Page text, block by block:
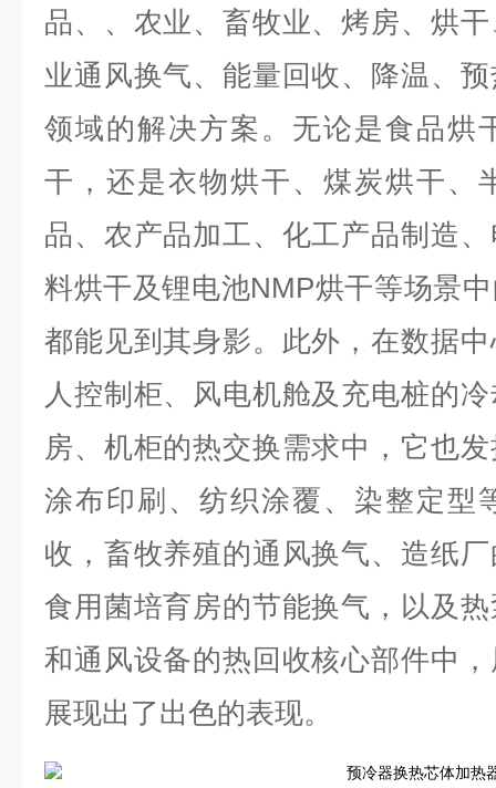
品、、农业、畜牧业、烤房、烘
业通风换气、能量回收、降温、
领域的解决方案。无论是食品烘
干，还是衣物烘干、煤炭烘干、
品、农产品加工、化工产品制造
料烘干及锂电池NMP烘干等场景
都能见到其身影。此外，在数据
人控制柜、风电机舱及充电桩的
房、机柜的热交换需求中，它也
涂布印刷、纺织涂覆、染整定型
收，畜牧养殖的通风换气、造纸
食用菌培育房的节能换气，以及
和通风设备的热回收核心部件中
展现出了出色的表现。